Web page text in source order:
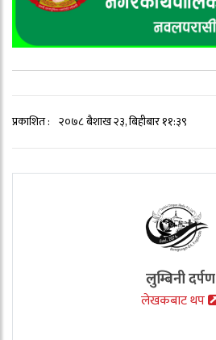
प्रकाशित : २०७८ बैशाख २३, बिहीबार ११:३९
लुम्बिनी दर्पण
लेखकबाट थप